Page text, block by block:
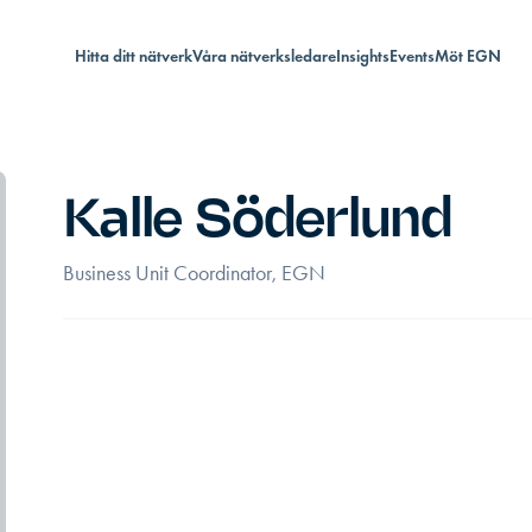
Hitta ditt nätverkVåra nätverksledareInsightsEventsMöt EGN
Kalle Söderlund
Business Unit Coordinator, EGN